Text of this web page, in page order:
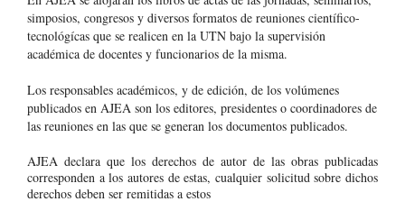
simposios, congresos y diversos formatos de reuniones científico-
tecnológícas que se realicen en la UTN bajo la supervisión
académica de docentes y funcionarios de la misma.
Los responsables académicos, y de edición, de los volúmenes
publicados en AJEA son los editores, presidentes o coordinadores de
las reuniones en las que se generan los documentos publicados.
AJEA declara que los derechos de autor de las obras publicadas
corresponden a los autores de estas, cualquier solicitud sobre dichos
derechos deben ser remitidas a estos